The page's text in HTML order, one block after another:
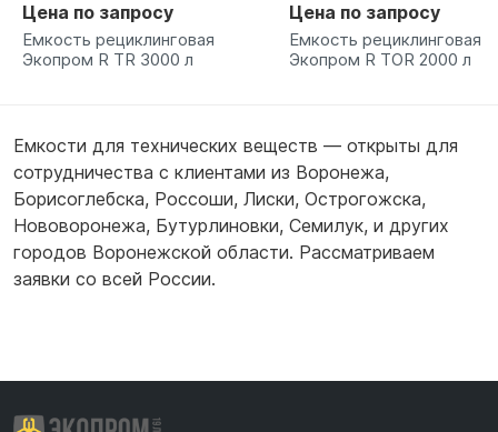
Цена по запросу
Емкость рециклинговая
Экопром R TR 3000 л
Цена по запросу
Емкость рециклинговая
Экопром R TOR 2000 л
Емкости для технических веществ — открыты для
сотрудничества с клиентами из Воронежа,
Борисоглебска, Россоши, Лиски, Острогожска,
Нововоронежа, Бутурлиновки, Семилук, и других
городов Воронежской области. Рассматриваем
заявки со всей России.